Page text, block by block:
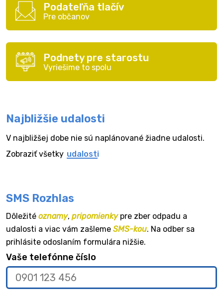
Podateľňa tlačív
Pre občanov
Podnety pre starostu
Vyriešime to spolu
Najbližšie udalosti
V najbližšej dobe nie sú naplánované žiadne udalosti.
Zobraziť všetky udalosti
SMS Rozhlas
Dôležité oznamy, pripomienkypre zber odpadu a
udalosti a viac vám zašleme SMS-kou. Na odber sa
prihlásite odoslaním formulára nižšie.
Vaše telefónne číslo